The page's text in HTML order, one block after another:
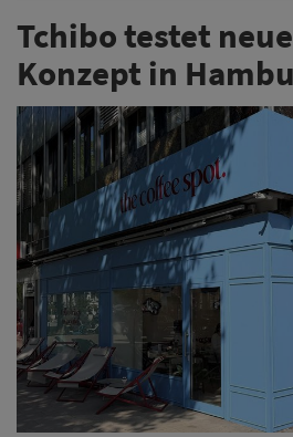
Tchibo testet
Konzept in